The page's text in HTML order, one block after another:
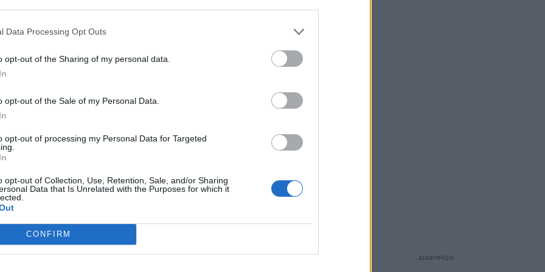
Data Processing Opt Outs
opt-out of the Sharing of my personal data.
opt-out of the Sale of my Personal Data.
opt-out of processing my Personal Data for Targeted
opt-out of Collection, Use, Retention, Sale, and/or Sharing
Data that Is Unrelated with the Purposes for which it
CONFIRM
και μάθετε πρώτοι όλες τις ειδήσεις για την άμυνα.
ΔΙΑΦΗΜΙΣΗ